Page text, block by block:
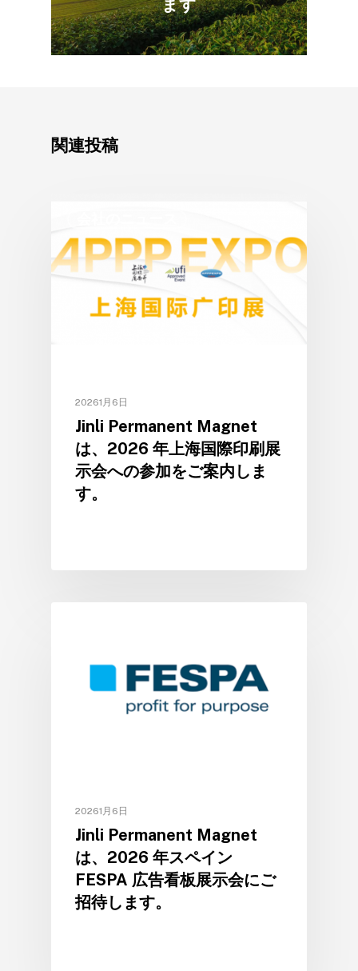
ます
関連投稿
20261月6日
Jinli Permanent Magnet
は、2026 年上海国際印刷展
示会への参加をご案内しま
す。
20261月6日
Jinli Permanent Magnet
は、2026 年スペイン
FESPA 広告看板展示会にご
招待します。
資格認証
製品アプリケーション
テスト機器
品質システム
希土類協力
モーターと磁石のリサ
最新ニュース
ビデオセンター
English